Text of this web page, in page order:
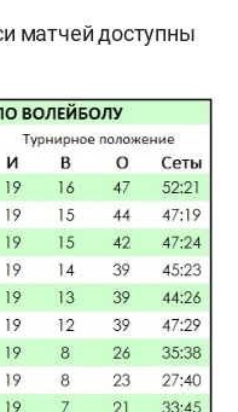
матчей доступны